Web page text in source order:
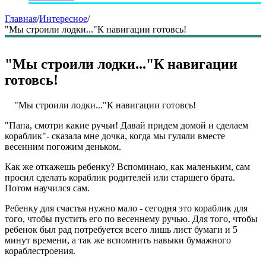
Главная/Интересное/
"Мы строили лодки..."К навигации готовсь!
"Мы строили лодки..."К навигации
готовсь!
"Мы строили лодки..."К навигации готовсь!
"Папа, смотри какие ручьи! Давай придем домой и сделаем
кораблик"- сказала мне дочка, когда мы гуляли вместе
весенним погожим деньком.
Как же откажешь ребенку? Вспоминаю, как маленьким, сам
просил сделать кораблик родителей или старшего брата.
Потом научился сам.
Ребенку для счастья нужно мало - сегодня это кораблик для
того, чтобы пустить его по весеннему ручью. Для того, чтобы
ребенок был рад потребуется всего лишь лист бумаги и 5
минут времени, а так же вспомнить навыки бумажного
кораблестроения.